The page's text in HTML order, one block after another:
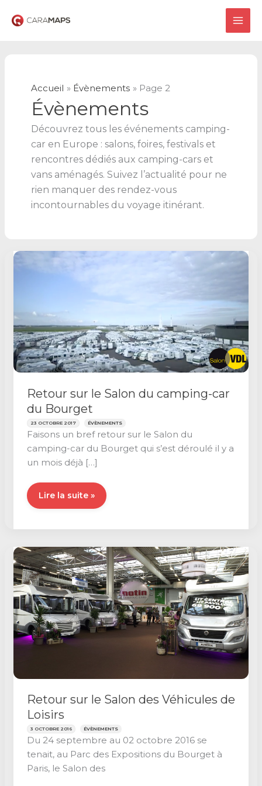
Accueil Évènements Page 2
Évènements
Découvrez tous les événements camping-
car en Europe : salons, foires, festivals et
rencontres dédiés aux camping-cars et
vans aménagés. Suivez l’actualité pour ne
rien manquer des rendez-vous
incontournables du voyage itinérant.
Retour sur le Salon du camping-car
du Bourget
23 OCTOBRE 2017 ÉVÈNEMENTS
Faisons un bref retour sur le Salon du
camping-car du Bourget qui s’est déroulé il y a
un mois déjà […]
Retour
sur
du
camping-
car
du
Bourget
Lire la suite »
Retour sur le Salon des Véhicules de
Loisirs
3 OCTOBRE 2016 ÉVÈNEMENTS
Du 24 septembre au 02 octobre 2016 se
tenait, au Parc des Expositions du Bourget à
Paris, le Salon des